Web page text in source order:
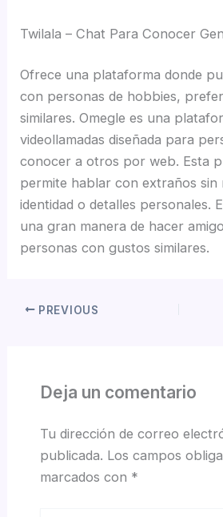
Twilala – Chat Para Conocer
Ofrece una plataforma donde
con personas de hobbies,
similares. Omegle es una
videollamadas diseñada para
conocer a otros por web. Esta
permite hablar con extraños sin
identidad o detalles personales.
una gran manera de hacer
personas con gustos similares.
PREVIOUS
Deja un comentario
Tu dirección de correo
publicada. Los campos
marcados con *